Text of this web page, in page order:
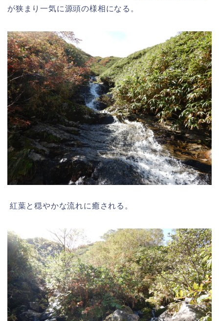
が狭まり一気に源頭の様相になる。
紅葉と穏やかな流れに癒される。